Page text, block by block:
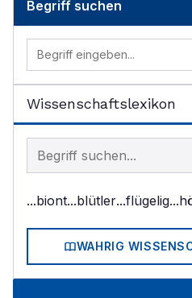
Begriff suchen
Wissenschaftslexikon
Begriff im Lexikon suchen
...biont...blütler...flügelig
WAHRIG